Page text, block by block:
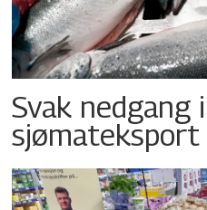
Svak nedgang